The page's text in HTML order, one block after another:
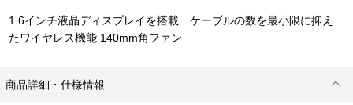
1.6インチ液晶ディスプレイを搭載 ケーブルの数を最小限に抑え
たワイヤレス機能 140mm角ファン
商品詳細・仕様情報